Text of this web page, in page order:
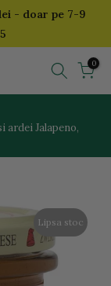
- doar pe 7-9
0
ardei Jalapeno,
Lipsa stoc